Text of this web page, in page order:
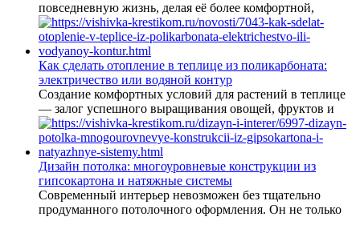
повседневную жизнь, делая её более комфортной,
Как сделать отопление в теплице из поликарбоната:
электричество или водяной контур
Создание комфортных условий для растений в теплице
— залог успешного выращивания овощей, фруктов и
Дизайн потолка: многоуровневые конструкции из
гипсокартона и натяжные системы
Современный интерьер невозможен без тщательно
продуманного потолочного оформления. Он не только